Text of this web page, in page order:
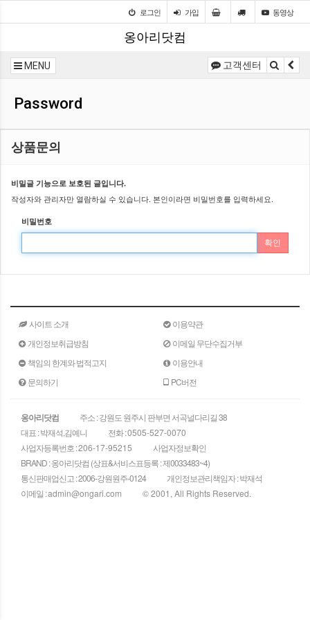
로그인 가입 동영상
옹아리닷컴
MENU 고객센터
Password
상품문의
비밀글 기능으로 보호된 글입니다.
작성자와 관리자만 열람하실 수 있습니다. 본인이라면 비밀번호를 입력하세요.
비밀번호
확인
사이트 소개
이용약관
개인정보취급방침
이메일 무단수집거부
책임의 한계와 법적고지
이용안내
문의하기
PC버전
옹아리닷컴
주소 : 강원도 원주시 판부면 서곡널다리길 38
대표 : 박재석,김예니
전화 :0505-527-0070
사업자등록번호 :206-17-95215
사업자정보확인
BRAND : 옹아리닷컴 (상표&서비스표등록 : 제0033483~4)
통신판매업신고 : 2006-강원원주-0124
개인정보관리책임자 : 박재석
이메일 :admin@ongari.com © 2001, All Rights Reserved.